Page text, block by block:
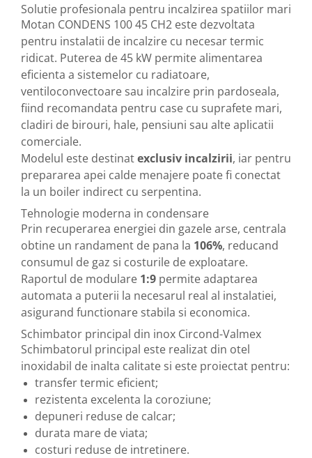
Solutie profesionala pentru incalzirea spatiilor mari
Motan CONDENS 100 45 CH2 este dezvoltata
pentru instalatii de incalzire cu necesar termic
ridicat. Puterea de 45 kW permite alimentarea
eficienta a sistemelor cu radiatoare,
ventiloconvectoare sau incalzire prin pardoseala,
fiind recomandata pentru case cu suprafete mari,
cladiri de birouri, hale, pensiuni sau alte aplicatii
comerciale.
Modelul este destinatexclusiv incalzirii, iar pentru
prepararea apei calde menajere poate fi conectat
la un boiler indirect cu serpentina.
Tehnologie moderna in condensare
Prin recuperarea energiei din gazele arse, centrala
obtine un randament de pana la 106%, reducand
consumul de gaz si costurile de exploatare.
Raportul de modulare 1:9 permite adaptarea
automata a puterii la necesarul real al instalatiei,
asigurand functionare stabila si economica.
Schimbator principal din inox Circond-Valmex
Schimbatorul principal este realizat din otel
inoxidabil de inalta calitate si este proiectat pentru:
transfer termic eficient;
rezistenta excelenta la coroziune;
depuneri reduse de calcar;
durata mare de viata;
costuri reduse de intretinere.